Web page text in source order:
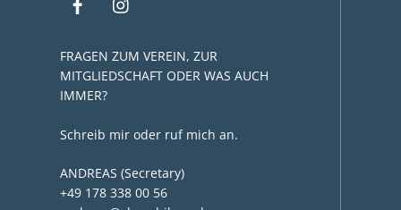
FRAGEN ZUM VEREIN, ZUR
MITGLIEDSCHAFT ODER WAS AUCH
IMMER?
Schreib mir oder ruf mich an.
ANDREAS (Secretary)
+49 178 338 00 56